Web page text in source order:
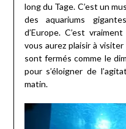
long du Tage. C’est un
des aquariums
d’Europe. C’est
vous aurez plaisir à
sont fermés comme le
pour s’éloigner de
matin.